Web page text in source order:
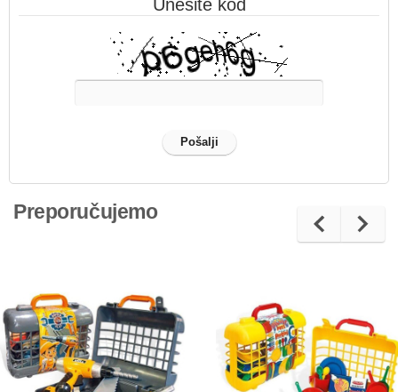
Unesite kod
Preporučujemo